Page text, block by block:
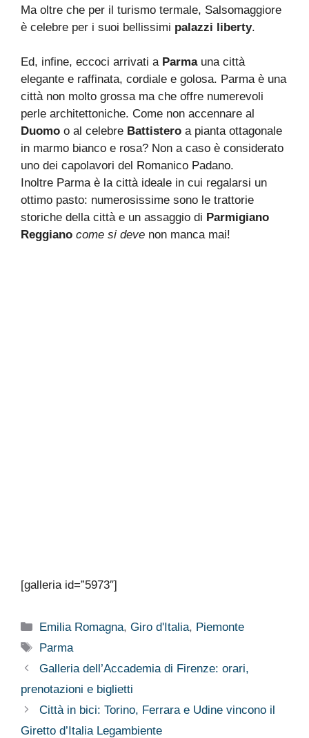
Ma oltre che per il turismo termale, Salsomaggiore
è celebre per i suoi bellissimi palazzi liberty.
Ed, infine, eccoci arrivati a Parmauna città
elegante e raffinata, cordiale e golosa. Parma è una
città non molto grossa ma che offre numerevoli
perle architettoniche. Come non accennare al
Duomo o al celebre Battistero a pianta ottagonale
in marmo bianco e rosa? Non a caso è considerato
uno dei capolavori del Romanico Padano.
Inoltre Parma è la città ideale in cui regalarsi un
ottimo pasto: numerosissime sono le trattorie
storiche della città e un assaggio di Parmigiano
Reggiano come si deve non manca mai!
[galleria id=”5973″]
Categorie
Emilia Romagna,Giro d'Italia, Piemonte
Tag
Parma
Galleria dell’Accademia di Firenze: orari,
prenotazioni e biglietti
Città in bici: Torino, Ferrara e Udine vincono il
Giretto d’Italia Legambiente